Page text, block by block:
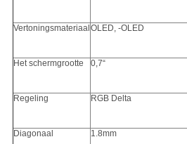
Vertoningsmateriaal OLED, -OLED
Het schermgrootte 0,7“
Regeling RGB Delta
Diagonaal 1.8mm